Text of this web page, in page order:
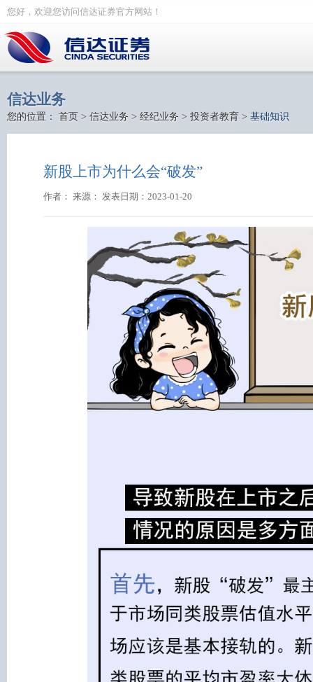
您好，欢迎您访问信达证券官方网站！
信达业务
您的位置： 首页 > 信达业务 > 经纪业务 > 投资者教育 > 基础知识
新股上市为什么会“破发”
作者： 来源： 发表日期：2023-01-20